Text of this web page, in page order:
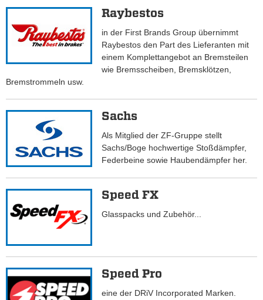
Raybestos
in der First Brands Group übernimmt
Raybestos den Part des Lieferanten mit
einem Komplettangebot an Bremsteilen
wie Bremsscheiben, Bremsklötzen,
Bremstrommeln usw.
Sachs
Als Mitglied der ZF-Gruppe stellt
Sachs/Boge hochwertige Stoßdämpfer,
Federbeine sowie Haubendämpfer her.
Speed FX
Glasspacks und Zubehör...
Speed Pro
eine der DRiV Incorporated Marken.